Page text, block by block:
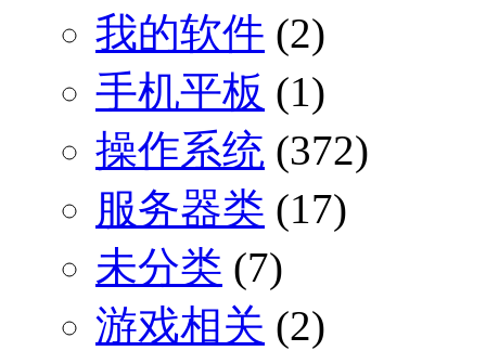
我的软件 (2)
手机平板 (1)
操作系统 (372)
服务器类 (17)
未分类 (7)
游戏相关 (2)